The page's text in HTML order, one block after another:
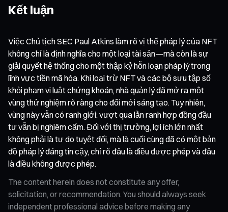
Kết luận
Việc Chủ tịch SEC Paul Atkins làm rõ vị thế pháp lý của NFT
không chỉ là định nghĩa cho một loại tài sản—mà còn là sự
giải quyết hệ thống cho một thập kỷ hỗn loạn pháp lý trong
lĩnh vực tiền mã hóa. Khi loại trừ NFT và các bộ sưu tập số
khỏi phạm vi luật chứng khoán, nhà quản lý đã mở ra một
vùng thử nghiệm rõ ràng cho đổi mới sáng tạo. Tuy nhiên,
vùng này vẫn có ranh giới: vượt qua lằn ranh hợp đồng đầu
tư vẫn bị nghiêm cấm. Đối với thị trường, lợi ích lớn nhất
không phải là tự do tuyệt đối, mà là cuối cùng đã có một bản
đồ pháp lý đáng tin cậy, chỉ rõ đâu là điều được phép và đâu
là điều không được phép.
The content herein does not constitute any offer,
solicitation, or recommendation. You should always seek
independent professional advice before making any